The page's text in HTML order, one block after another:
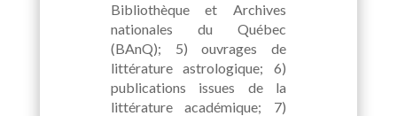
Bibliothèque et Archives
nationales du Québec
(BAnQ); 5) ouvrages de
littérature astrologique; 6)
publications issues de la
littérature académique; 7)